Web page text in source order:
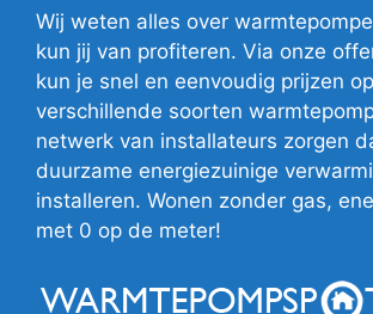
Wij weten alles over
kun jij van profiteren. Via onze
kun je snel en eenvoudig prijzen
verschillende soorten
netwerk van installateurs zorgen
duurzame energiezuinige
installeren. Wonen zonder gas,
met 0 op de meter!